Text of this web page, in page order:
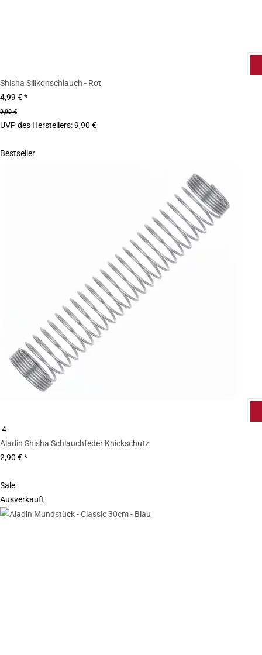
Shisha Silikonschlauch - Rot
4,99 €*
9,99 €
UVP des Herstellers:9,90 €
Bestseller
4
Aladin Shisha Schlauchfeder Knickschutz
2,90 €*
Sale
Ausverkauft